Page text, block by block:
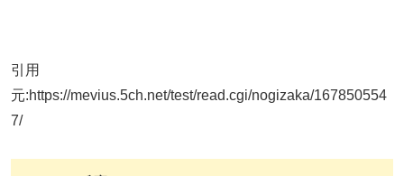
引用
元:https://mevius.5ch.net/test/read.cgi/nogizaka/167850554
7/